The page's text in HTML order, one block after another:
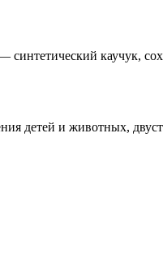
каучук,
детей и животных,